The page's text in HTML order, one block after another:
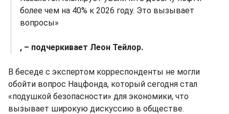
более чем на 40% к 2026 году. Это вызывает
вопросы»
, – подчеркивает Леон Тейлор.
В беседе с экспертом корреспонденты не могли
обойти вопрос Нацфонда, который сегодня стал
«подушкой безопасности» для экономики, что
вызывает широкую дискуссию в обществе.